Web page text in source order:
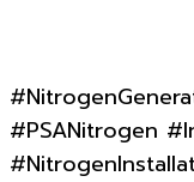
#PSANitrogen